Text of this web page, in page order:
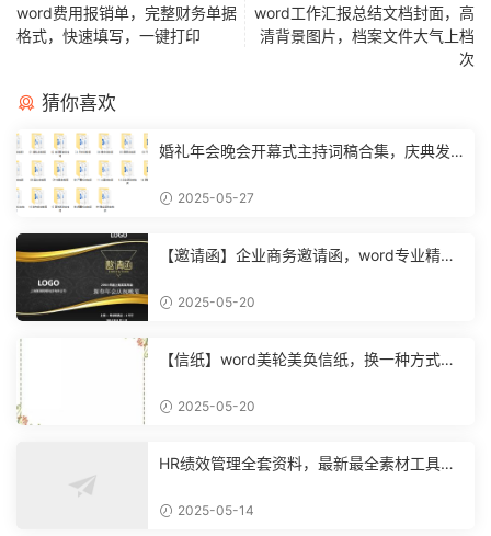
word费用报销单，完整财务单据
格式，快速填写，一键打印
word工作汇报总结文档封面，高
清背景图片，档案文件大气上档
次
猜你喜欢
婚礼年会晚会开幕式主持词稿合集，庆典发
2025-05-27
【邀请函】企业商务邀请函，word专业精致
2025-05-20
【信纸】word美轮美奂信纸，换一种方式，
2025-05-20
HR绩效管理全套资料，最新最全素材工具，
2025-05-14